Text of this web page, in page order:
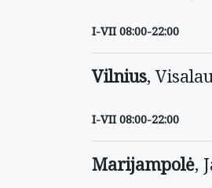
I-VII 08:00-22:00
Vilnius,
I-VII 08:00-22:00
Marijampolė,